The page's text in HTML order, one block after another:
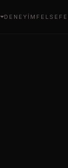
DENEYIM FELSEFE